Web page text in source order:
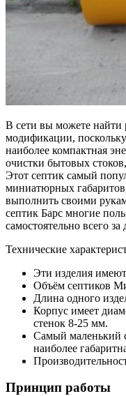
В сети вы можете найти
модификации,
наиболее компактная
очистки бытовых
Этот септик самый
миниатюрных
выполнить своими
септик Барс многие
самостоятельно всего за
Технические
Эти изделия
Объём септиков
Длина одного
Корпус имеет
стенок 8-25 мм.
Самый маленький
наиболее
Принцип работы